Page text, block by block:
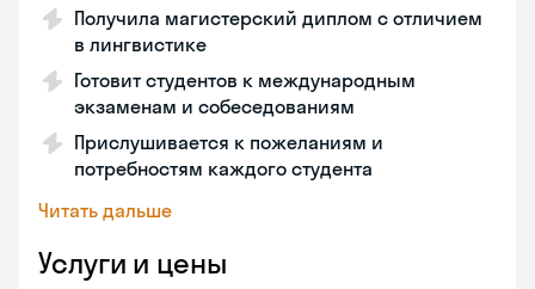
Получила магистерский диплом с отличием
в лингвистике
Готовит студентов к международным
экзаменам и собеседованиям
Прислушивается к пожеланиям и
потребностям каждого студента
Читать дальше
Услуги и цены